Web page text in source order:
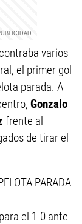
varios
el primer gol
parada. A
Gonzalo
frente al
de tirar el
PARADA
el 1-0 ante